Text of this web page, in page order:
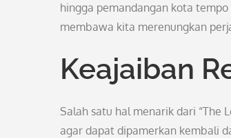
hingga pemandangan kota
membawa kita merenungkan
Keajaiban
Salah satu hal menarik dari “The
agar dapat dipamerkan kembali